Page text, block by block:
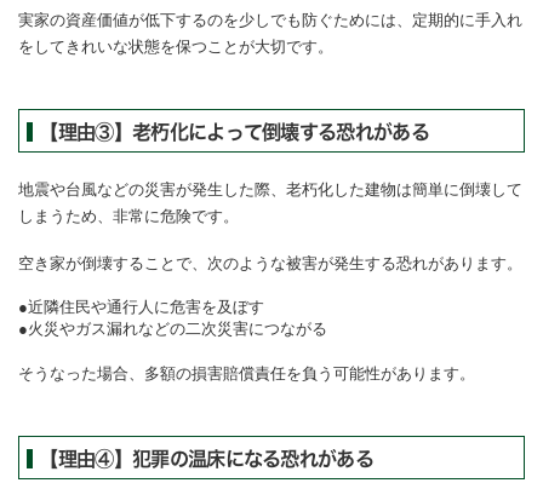
実家の資産価値が低下するのを少しでも防ぐためには、定期的に手入れ
をしてきれいな状態を保つことが大切です。
【理由③】老朽化によって倒壊する恐れがある
地震や台風などの災害が発生した際、老朽化した建物は簡単に倒壊して
しまうため、非常に危険です。
空き家が倒壊することで、次のような被害が発生する恐れがあります。
近隣住民や通行人に危害を及ぼす
火災やガス漏れなどの二次災害につながる
そうなった場合、多額の損害賠償責任を負う可能性があります。
【理由④】犯罪の温床になる恐れがある